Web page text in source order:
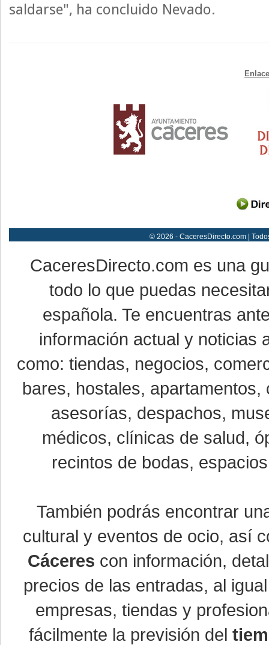
saldarse", ha concluido Nevado.
© 2026 - CaceresDirecto.com |
CaceresDirecto.com es una
todo lo que puedas
española. Te encuentras
información actual y noticias
como: tiendas, negocios,
bares, hostales,
asesorías, despachos,
médicos, clínicas de salud,
recintos de bodas,
También podrás encontrar
cultural y eventos de ocio, así
Cáceres con información,
precios de las entradas, al
empresas, tiendas y
fácilmente la previsión del